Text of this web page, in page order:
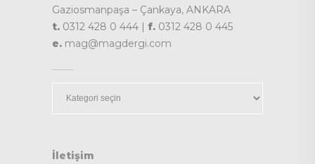
Gaziosmanpaşa – Çankaya, ANKARA
t. 0312 428 0 444 | f. 0312 428 0 445
e. mag@magdergi.com
İletişim